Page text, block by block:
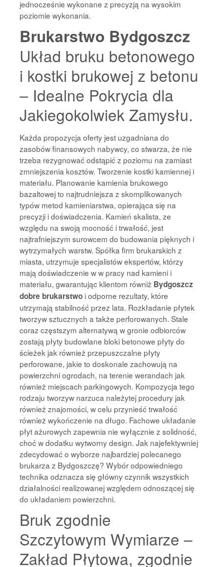
jednocześnie wykonane z precyzją na wysokim
poziomie wykonania.
Brukarstwo Bydgoszcz
Układ bruku betonowego
i kostki brukowej z betonu
– Idealne Pokrycia dla
Jakiegokolwiek Zamysłu.
Każda propozycja oferty jest uzgadniana do
zasobów finansowych nabywcy, co stwarza, że nie
trzeba rezygnować odstąpić z poziomu na zamiast
zmniejszenia kosztów. Tworzenie kostki kamiennej i
materiału. Planowanie kamienia brukowego
bazaltowej to najtrudniejsza z skomplikowanych
typów metod kamieniarstwa, opierająca się na
precyzji i doświadczenia. Kamień skalista, ze
względu na swoją mocność i trwałość, jest
najtrafniejszym surowcem do budowania pięknych i
wytrzymałych warstw. Spółka firm brukarskich z
miasta, utrzymuje specjalistów ekspertów, którzy
mają doświadczenie w w pracy nad kamieni i
materiału, gwarantując klientom równiż Bydgoszcz
dobre brukarstwo i odporne rezultaty, które
utrzymają stabilność przez lata. Rozkładanie płytek
tworzyw sztucznych a także perforowanych. Stale
coraz częstszym alternatywą w gronie odbiorców
zostają płyty budowlane bloki betonowe płyty do
ścieżek jak również przepuszczalne płyty
perforowane, jakie to doskonale zachowują na
powierzchni ogrodach, na terenie werandach jak
również miejscach parkingowych. Kompozycja tego
rodzaju tworzyw narzuca należytej procedury jak
również znajomości, w celu przynieść trwałość
również wykończenie na długo. Fachowe układanie
płyt ażurowych zapewnia nie wyłącznie z solidność,
choć w dodatku wytworny design. Jak najefektywniej
zdecydować o wyborze najbardziej polecanego
brukarza z Bydgoszczę? Wybór odpowiedniego
technika odznacza się główny czynnik wszystkich
działalności realizowanej względem odnoszącej się
do układaniem powierzchni.
Bruk zgodnie
Szczytowym Wymiarze –
Zakład Płytowa, zgodnie